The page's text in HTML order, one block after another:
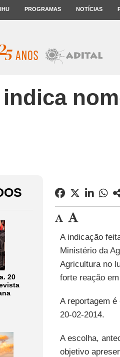
PROGRAMAS NOTÍCIAS
20
A indicação
Ministério da
Agricultura no
forte reação
A reportagem é
20-02-2014.
A escolha,
objetivo